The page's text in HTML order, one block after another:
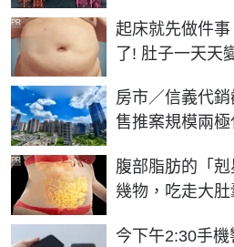
起床就先做件
了! 肚子一天天
PR
房市／信義代
售推案規模兩極
腹部脂肪的「
幾物，吃走大
PR
今下午2:30手